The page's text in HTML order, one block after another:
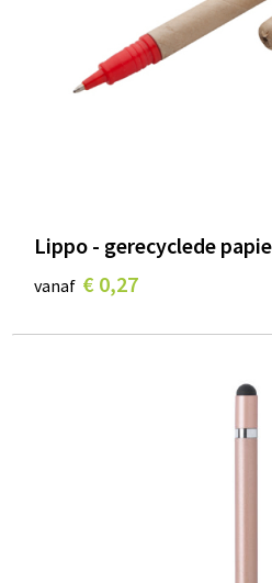
Lippo - gerecyclede
vanaf € 0,27